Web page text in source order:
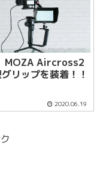
MOZA Aircross2
リップを装着！！
2020.06.19